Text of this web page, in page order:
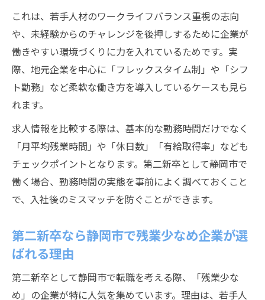
と注意点
第二新卒転職希望者が静岡市で失敗しない
時期選び
第二新卒として静岡市勤務を目指すなら今が狙
き理由
第二新卒歓迎求人が増える静岡市の最新ト
レンド
第二新卒採用に積極的な静岡市企業の特徴
今第二新卒で静岡市転職を狙う人が意識す
べき点
見極め方
これは、若手人材のワークライフバランス重視の志向
や、未経験からのチャレンジを後押しするために企業が
働きやすい環境づくりに力を入れているためです。実
際、地元企業を中心に「フレックスタイム制」や「シフ
ト勤務」など柔軟な働き方を導入しているケースも見ら
れます。
求人情報を比較する際は、基本的な勤務時間だけでなく
「月平均残業時間」や「休日数」「有給取得率」なども
チェックポイントとなります。第二新卒として静岡市で
働く場合、勤務時間の実態を事前によく調べておくこと
で、入社後のミスマッチを防ぐことができます。
第二新卒なら静岡市で残業少なめ企業が選
ばれる理由
第二新卒として静岡市で転職を考える際、「残業少な
め」の企業が特に人気を集めています。理由は、若手人